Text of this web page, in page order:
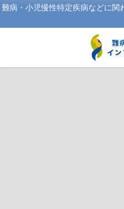
難病・小児慢性特定疾病などに関